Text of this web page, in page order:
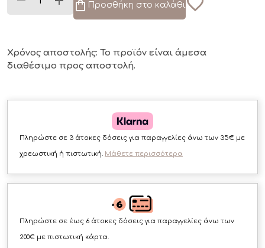
Προσθήκη στο καλάθι
Χρόνος αποστολής: Το προϊόν είναι άμεσα
διαθέσιμο προς αποστολή.
Πληρώστε σε 3 άτοκες δόσεις για παραγγελίες άνω των 35€ με
χρεωστική ή πιστωτική. Μάθετε περισσότερα
Πληρώστε σε έως 6 άτοκες δόσεις για παραγγελίες άνω των
200€ με πιστωτική κάρτα.